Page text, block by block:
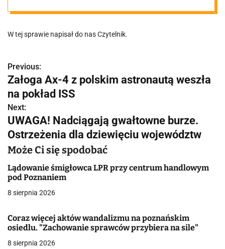
kształtów.
Miało go nie
być?
W tej sprawie napisał do nas Czytelnik.
N
a
w
i
g
a
c
a
w
Previous:
Załoga Ax-4 z polskim astronautą weszła
na pokład ISS
Next:
UWAGA! Nadciągają gwałtowne burze.
Ostrzeżenia dla dziewięciu województw
Może Ci się spodobać
Lądowanie śmigłowca LPR przy centrum handlowym
pod Poznaniem
8 sierpnia 2026
Coraz więcej aktów wandalizmu na poznańskim
osiedlu. "Zachowanie sprawców przybiera na sile"
8 sierpnia 2026